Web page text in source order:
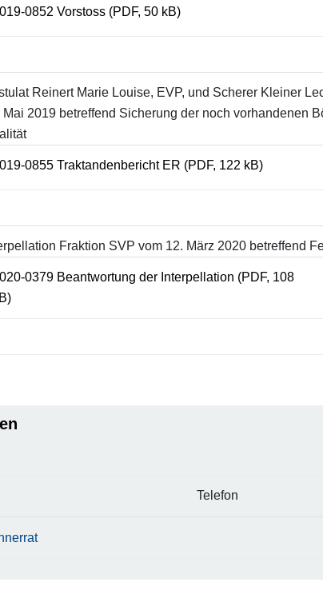
0852 Vorstoss (PDF, 50 kB)
Reinert Marie Louise, EVP, und Scherer Kleiner
Mai 2019 betreffend Sicherung der noch vorhandenen
0855 Traktandenbericht ER (PDF, 122 kB)
Fraktion SVP vom 12. März 2020 betreffend
0379 Beantwortung der Interpellation (PDF, 108
Telefon